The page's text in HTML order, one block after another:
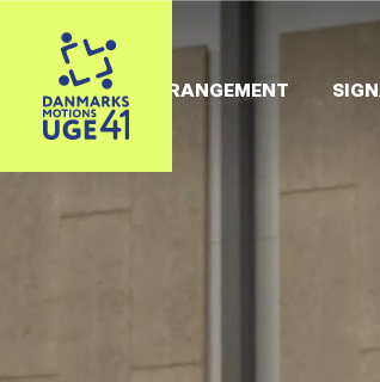
OPRET ARRANGEMENT